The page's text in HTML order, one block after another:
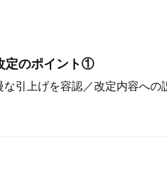
定のポイント①
引上げを容認／改定内容への